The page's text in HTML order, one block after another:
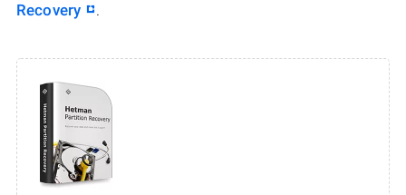
Recovery
.